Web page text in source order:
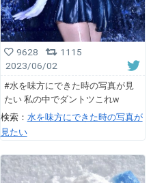
9628
1115
2023/06/02
#水を味方にできた時の写真が見
たい 私の中でダントツこれw
検索： 水を味方にできた時の写真が
見たい